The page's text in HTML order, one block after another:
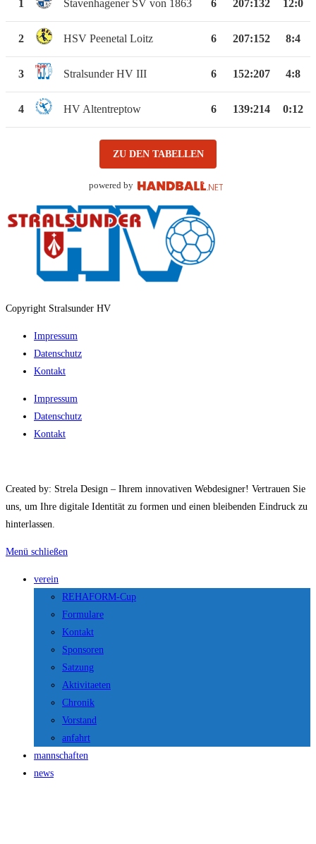
1 Stavenhagener SV von 1863 6 207:132 12:0
2 HSV Peenetal Loitz 6 207:152 8:4
3 Stralsunder HV III 6 152:207 4:8
4 HV Altentreptow 6 139:214 0:12
ZU DEN TABELLEN
powered by
Copyright Stralsunder HV
Impressum
Datenschutz
Kontakt
Impressum
Datenschutz
Kontakt
Created by: Strela Design – Ihrem innovativen Webdesigner! Vertrauen Sie
uns, um Ihre digitale Identität zu formen und einen bleibenden Eindruck zu
hinterlassen.
Menü schließen
verein
REHAFORM-Cup
Formulare
Kontakt
Sponsoren
Satzung
Aktivitaeten
Chronik
Vorstand
anfahrt
mannschaften
news